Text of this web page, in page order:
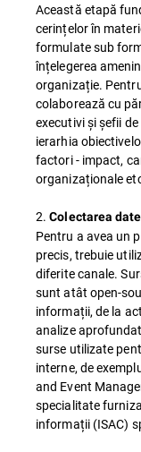
Această etapă
cerințelor în
formulate sub
înțelegerea
organizație.
colaborează cu
executivi și șefii
ierarhia
factori - impact,
organizaționale
2.Colectarea
Pentru a avea un
precis, trebuie
diferite canale.
sunt atât open-
informații, de la
analize
surse utilizate
interne, de
and Event
specialitate
informații (ISAC)